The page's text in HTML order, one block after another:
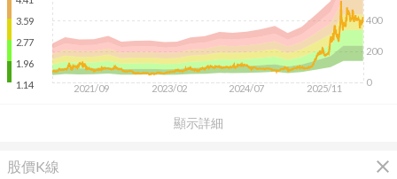
顯示詳細
3.59
2.77
1.96
1.14
2021/09 2023/02 2024/07 2025/11
0
200
400
股價K線 close